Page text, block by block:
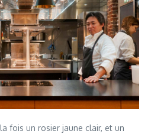
fois un rosier jaune clair, et un